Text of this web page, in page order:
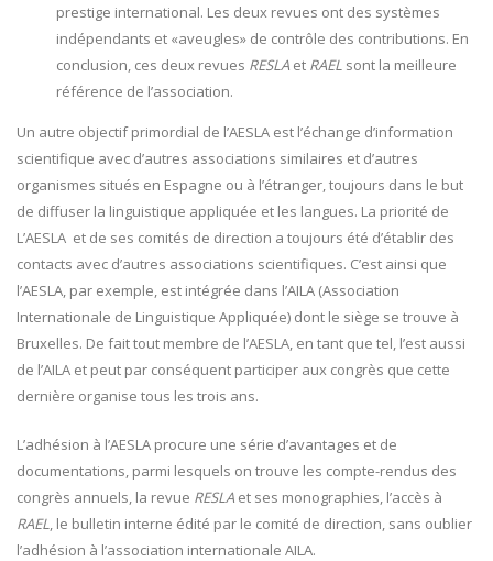
prestige international. Les deux revues ont des systèmes
indépendants et «aveugles» de contrôle des contributions. En
conclusion, ces deux revues RESLA et RAEL sont la meilleure
référence de l’association.
Un autre objectif primordial de l’AESLA est l’échange d’information
scientifique avec d’autres associations similaires et d’autres
organismes situés en Espagne ou à l’étranger, toujours dans le but
de diffuser la linguistique appliquée et les langues. La priorité de
L’AESLA et de ses comités de direction a toujours été d’établir des
contacts avec d’autres associations scientifiques. C’est ainsi que
l’AESLA, par exemple, est intégrée dans l’AILA (Association
Internationale de Linguistique Appliquée) dont le siège se trouve à
Bruxelles. De fait tout membre de l’AESLA, en tant que tel, l’est aussi
de l’AILA et peut par conséquent participer aux congrès que cette
dernière organise tous les trois ans.
L’adhésion à l’AESLA procure une série d’avantages et de
documentations, parmi lesquels on trouve les compte-rendus des
congrès annuels, la revue RESLA et ses monographies, l’accès à
RAEL, le bulletin interne édité par le comité de direction, sans oublier
l’adhésion à l’association internationale AILA.